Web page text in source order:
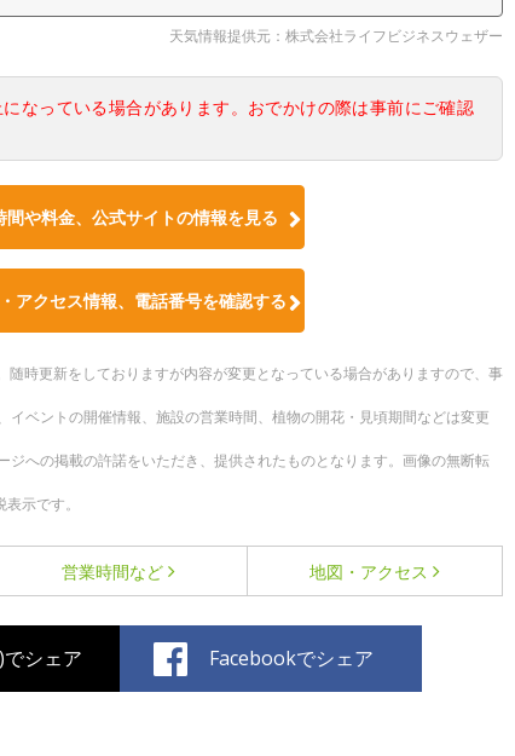
天気情報提供元：株式会社ライフビジネスウェザー
なっている場合があります。おでかけの際は事前にご確認
間や料金、公式サイトの情報を見る
アクセス情報、電話番号を確認する
時更新をしておりますが内容が変更となっている場合がありますので、事
ベントの開催情報、施設の営業時間、植物の開花・見頃期間などは変更
への掲載の許諾をいただき、提供されたものとなります。画像の無断転
示です。
営業時間など 地図・アクセス
シェア Facebookでシェア